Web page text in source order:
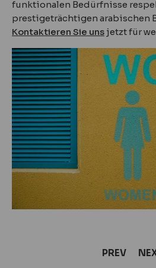
funktionalen Bedürfnisse
prestigeträchtigen arabischen
Kontaktieren Sie uns jetzt für
PREV